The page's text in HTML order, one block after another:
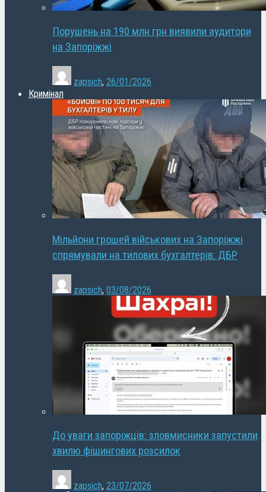
Порушень на 190 млн грн виявили аудитори
на Запоріжжі
zapsich, 26/01/2026
Кримінал
Мільйони грошей військових на Запоріжжі
спрямували на тилових бухгалтерів: ДБР
zapsich, 03/08/2026
До уваги запоріжців: зловмисники запустили
хвилю фішингових розсилок
zapsich, 23/07/2026